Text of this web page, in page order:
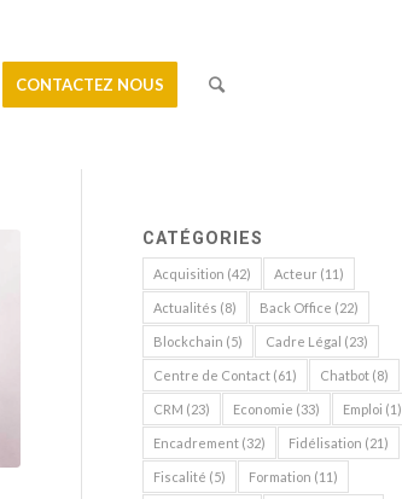
CONTACTEZ NOUS
CATÉGORIES
Acquisition (42) Acteur (11)
Actualités (8) Back Office (22)
Blockchain (5) Cadre Légal (23)
Centre de Contact (61) Chatbot (8)
CRM (23) Economie (33) Emploi (1)
Encadrement (32) Fidélisation (21)
Fiscalité (5) Formation (11)